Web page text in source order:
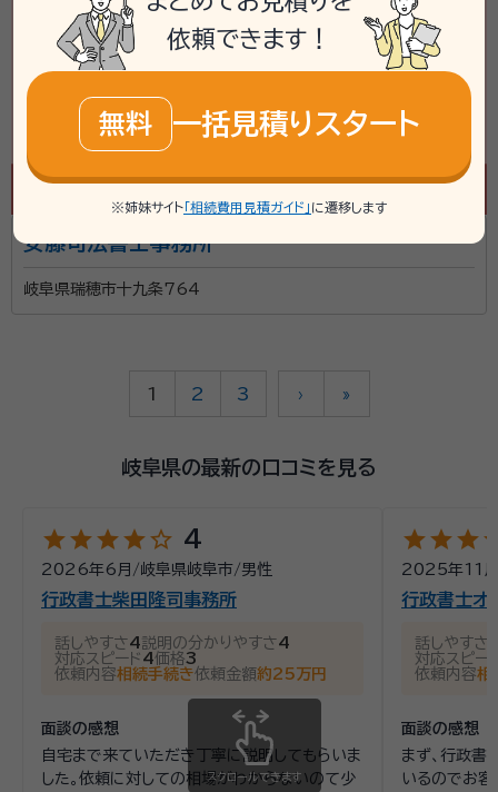
安藤司法書士事務所
岐阜県瑞穂市十九条764
1 2 3 › »
岐阜県の最新の口コミを見る
starstarstarstarstar_outline 4
2026年6月 /岐阜県岐阜市/男性
行政書士柴田隆司事務所
話しやすさ4説明の分かりやすさ4
対応スピード 4価格3
依頼内容相続手続き依頼金額約25万円
面談の感想
自宅まで来ていただき丁寧に説明してもらいま
した。依頼に対しての相場がわからないのて少
starstarstar
2025年11月
行政書士オ
話しやすさ
対応スピー
依頼内容相
面談の感想
まず、行政書
いるのでお
スクロールできます
依頼できます！
無料 一括見積りスタート
※姉妹サイト 「相続費用見積ガイド」 に遷移します